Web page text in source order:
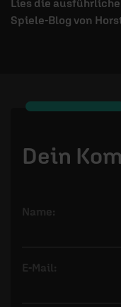
Lies die ausführliche
Spiele-Blog von
Dein
Name:
E-Mail: